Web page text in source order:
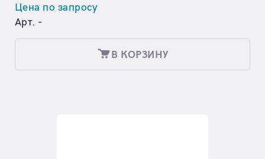
Цена по запросу
Арт. -
В КОРЗИНУ